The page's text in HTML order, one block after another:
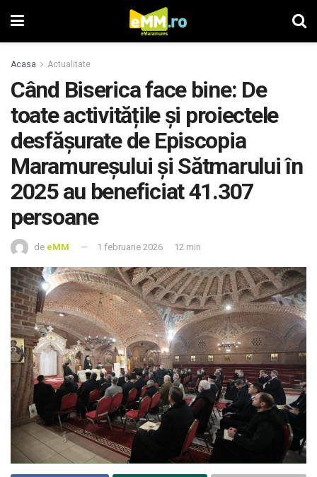
Acasa Actualitate
Când Biserica face bine: De
toate activitățile și proiectele
desfășurate de Episcopia
Maramureșului și Sătmarului în
2025 au beneficiat 41.307
persoane
de eMM 1 februarie 2026 12 min